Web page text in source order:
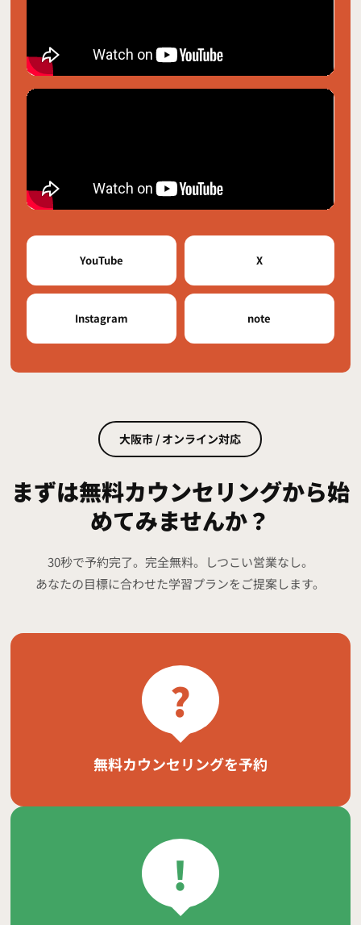
YouTube X
Instagram note
大阪市 / オンライン対応
まずは無料カウンセリングから始
めてみませんか？
30秒で予約完了。完全無料。しつこい営業なし。
あなたの目標に合わせた学習プランをご提案します。
?
無料カウンセリングを予約
!